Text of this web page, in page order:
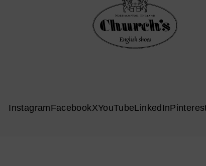
InstagramFacebookXYouTubeLinkedIn